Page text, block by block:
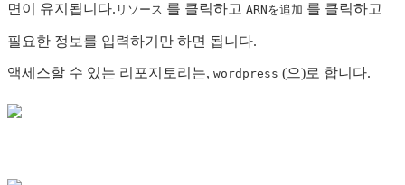
면이 유지됩니다. リソース 를 클릭하고 ARNを追加 를 클릭하고
필요한 정보를 입력하기만 하면 됩니다.
액세스할 수 있는 리포지토리는, wordpress (으)로 합니다.